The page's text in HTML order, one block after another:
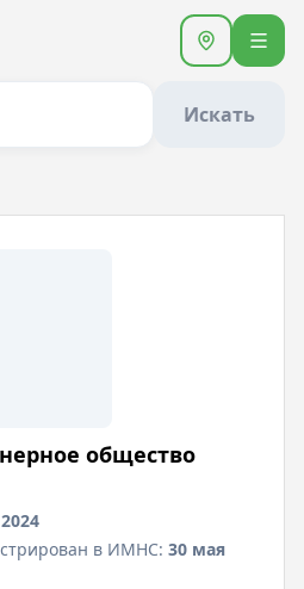
Искать
общество
в ИМНС: 30 мая